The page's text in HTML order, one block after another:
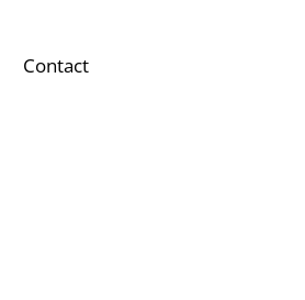
Contact